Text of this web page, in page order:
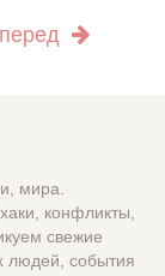
мира.
конфликты,
свежие
людей, события